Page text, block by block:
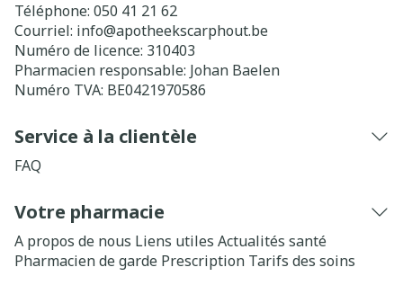
Téléphone: 050 41 21 62
Courriel: info@apotheekscarphout.be
Numéro de licence: 310403
Pharmacien responsable: Johan Baelen
Numéro TVA: BE0421970586
Service à la clientèle
FAQ
Votre pharmacie
A propos de nous Liens utiles Actualités santé
Pharmacien de garde Prescription Tarifs des soins